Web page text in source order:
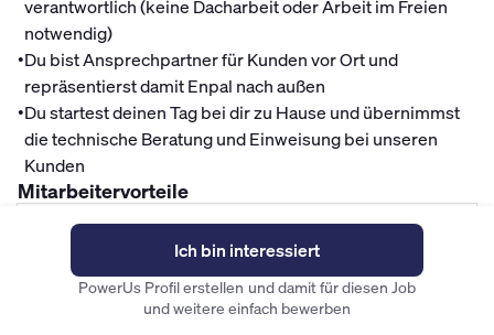
verantwortlich (keine Dacharbeit oder Arbeit im Freien
notwendig)
•Du bist Ansprechpartner für Kunden vor Ort und
repräsentierst damit Enpal nach außen
•Du startest deinen Tag bei dir zu Hause und übernimmst
die technische Beratung und Einweisung bei unseren
Kunden
Mitarbeitervorteile
Finanzen
Fitness- und Gesundheitszuschuss
Ich bin interessiert
PowerUs Profil erstellen und damit für diesen Job
und weitere einfach bewerben